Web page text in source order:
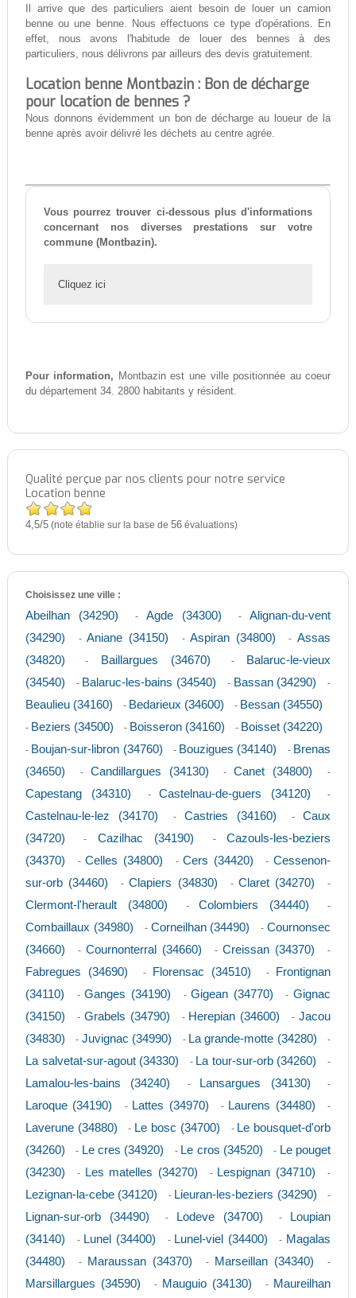
Il arrive que des particuliers aient besoin de louer un camion
benne ou une benne. Nous effectuons ce type d'opérations. En
effet, nous avons l'habitude de louer des bennes à des
particuliers, nous délivrons par ailleurs des devis gratuitement.
Location benne Montbazin : Bon de décharge
pour location de bennes ?
Nous donnons évidemment un bon de décharge au loueur de la
benne après avoir délivré les déchets au centre agrée.
Vous pourrez trouver ci-dessous plus d'informations
concernant nos diverses prestations sur votre
commune (Montbazin).
Cliquez ici
Pour information, Montbazin est une ville positionnée au coeur
du département 34. 2800 habitants y résident.
Qualité perçue par nos clients pour notre service
Location benne
4,5/5(note établie sur la base de 56évaluations)
Choisissez une ville :
Abeilhan (34290) -Agde (34300) -Alignan-du-vent
(34290)
-Aniane (34150) -Aspiran (34800) -Assas
(34820)
- Baillargues (34670) -
Balaruc-le-vieux
(34540)
- Balaruc-les-bains (34540) - Bassan (34290) -
Beaulieu (34160) - Bedarieux (34600) - Bessan (34550)
- Beziers (34500) - Boisseron (34160) - Boisset (34220)
- Boujan-sur-libron (34760) - Bouzigues (34140) - Brenas
(34650)
- Candillargues (34130) -Canet (34800) -
Capestang (34310) -Castelnau-de-guers (34120) -
Castelnau-le-lez (34170) - Castries (34160) -Caux
(34720)
- Cazilhac (34190) -Cazouls-les-beziers
(34370)
-Celles (34800) -Cers (34420) -Cessenon-
sur-orb (34460)
-Clapiers (34830) - Claret (34270) -
Clermont-l'herault (34800) -Colombiers (34440) -
Combaillaux (34980) - Corneilhan (34490) -Cournonsec
(34660)
- Cournonterral (34660) -Creissan (34370) -
Fabregues (34690) - Florensac (34510) -
Frontignan
(34110)
-Ganges (34190) -Gigean (34770) -Gignac
(34150)
- Grabels (34790) - Herepian (34600) -Jacou
(34830)
- Juvignac (34990) - La grande-motte (34280) -
La salvetat-sur-agout (34330) - La tour-sur-orb (34260) -
Lamalou-les-bains (34240) - Lansargues (34130) -
Laroque (34190) - Lattes (34970) - Laurens (34480) -
Laverune (34880) - Le bosc (34700) - Le bousquet-d'orb
(34260)
- Le cres (34920) - Le cros (34520) - Le pouget
(34230)
- Les matelles (34270) - Lespignan (34710) -
Lezignan-la-cebe (34120) - Lieuran-les-beziers (34290) -
Lignan-sur-orb (34490) - Lodeve (34700) -
Loupian
(34140)
- Lunel (34400) - Lunel-viel (34400) - Magalas
(34480)
- Maraussan (34370) - Marseillan (34340) -
Marsillargues (34590) - Mauguio (34130) - Maureilhan